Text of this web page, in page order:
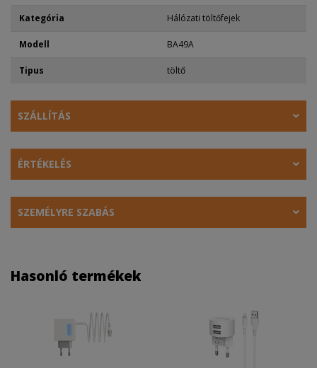
Kategória Hálózati töltőfejek
Modell BA49A
Tipus töltő
SZÁLLÍTÁS
ÉRTÉKELÉS
SZEMÉLYRE SZABÁS
Hasonló termékek